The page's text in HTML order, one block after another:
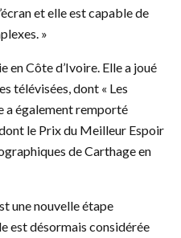
et elle est capable de
»
en Côte d’Ivoire. Elle a joué
télévisées, dont « Les
a également remporté
le Prix du Meilleur Espoir
de Carthage en
une nouvelle étape
est désormais considérée